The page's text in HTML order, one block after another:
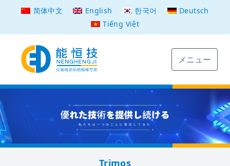
简体中文 English 한국어
Deutsch
Tiếng Việt
メニュー
Trimos